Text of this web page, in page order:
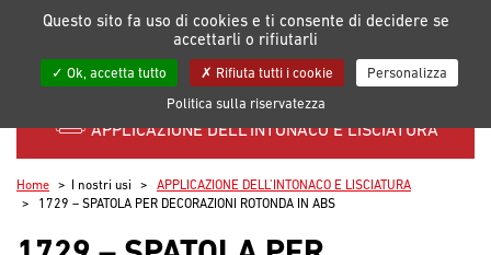
Le mie liste
APPLICAZIONE DELL’INTONACO E LISCIATURA
Home I nostri usi
APPLICAZIONE DELL’INTONACO E LISCIATURA
1729 – SPATOLA PER DECORAZIONI ROTONDA IN ABS
Questo sito fa uso di cookies e ti consente di decidere se
accettarli o rifiutarli
Ok, accetta tutto Rifiuta tutti i cookie
Personalizza
Politica sulla riservatezza